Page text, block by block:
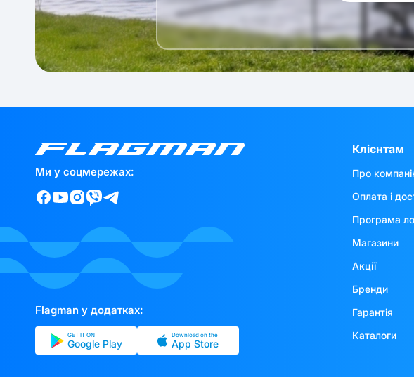
Ми у соцмережах:
Flagman у додатках:
GET IT ON
Google Play
Download on the
App Store
Клієнтам
Про
Оплата і
Програма
Магазини
Акції
Бренди
Гарантія
Каталоги